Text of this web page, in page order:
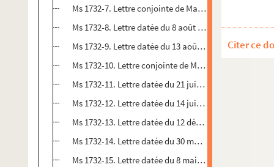
Ms 1732-7. Lettre conjointe de Marceline et Inès datée
Ms 1732-8. Lettre datée du 8 août 1839
Ms 1732-9. Lettre datée du 13 août 1839 et écrite de
Ms 1732-10. Lettre conjointe de Marceline, Ondine et
Ms 1732-11. Lettre datée du 21 juin 1840 et écrite de
Ms 1732-12. Lettre datée du 14 juillet 1840
Ms 1732-13. Lettre datée du 12 décembre 1839
Ms 1732-14. Lettre datée du 30 mai, sans date
Ms 1732-15. Lettre datée du 8 mai 1840 et écrite de Paris
Citer ce